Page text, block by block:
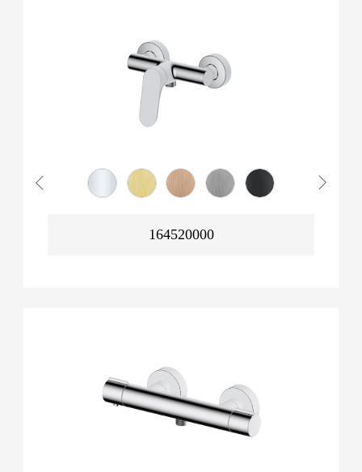
164520000